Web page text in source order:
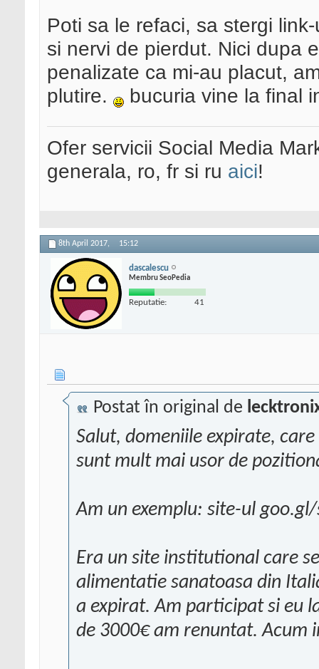
Poti sa le refaci, sa stergi
si nervi de pierdut. Nici dupa
penalizate ca mi-au placut,
plutire.
bucuria vine la final
Ofer servicii Social Media
generala, ro, fr si ru aici!
8th April 2017, 15:12
dascalescu
Membru SeoPedia
Reputatie: 41
Postat în original de
Salut, domeniile expirate,
sunt mult mai usor de
Am un exemplu: site-ul goo.gl/
Era un site institutional care
alimentatie sanatoasa din
a expirat. Am participat si eu
de 3000€ am renuntat. Acum